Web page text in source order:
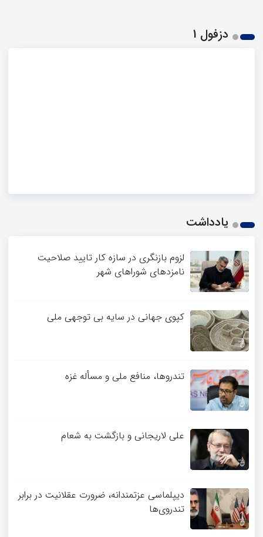
دزفول 1
یادداشت
لزوم بازنگری در سازه کار تایید صلاحیت
نامزدهای شوراهای شهر
کپوی جهانی در سایه بی توجهی ملی
تندروها، منافع ملی و مسأله غزه
علی لاریجانی و بازگشت به شعام
دیپلماسی عزتمندانه، ضرورت عقلانیت در برابر
تندروی‌ها